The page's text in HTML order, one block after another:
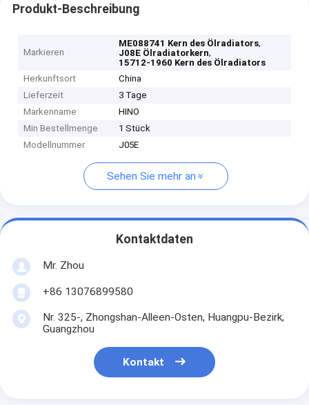
Produkt-Beschreibung
Markieren
ME088741 Kern des Ölradiators,
J08E Ölradiatorkern,
15712-1960 Kern des Ölradiators
Herkunftsort
China
Lieferzeit
3 Tage
Markenname
HINO
Min Bestellmenge
1 Stück
Modellnummer
J05E
Sehen Sie mehr an
Kontaktdaten
Mr. Zhou
+86 13076899580
Nr. 325-, Zhongshan-Alleen-Osten, Huangpu-Bezirk,
Guangzhou
Kontakt